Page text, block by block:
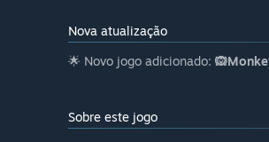
Nova atualização
🌟 Novo jogo adicionado:
Sobre este jogo